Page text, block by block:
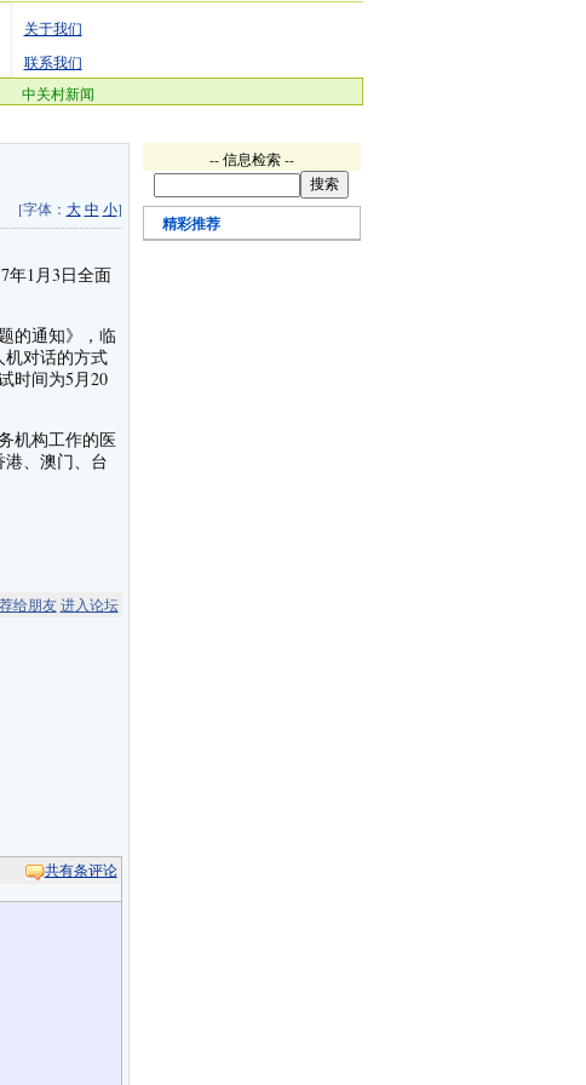
关于我们
联系我们
中关村新闻
[字体： 大 中 小]
年1月3日全面
的通知》，临
机对话的方式
时间为5月20
机构工作的医
、澳门、台
给朋友 进入论坛
共有条评论
-- 信息检索 --
精彩推荐